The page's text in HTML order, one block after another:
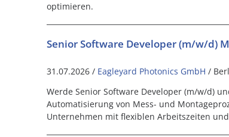
optimieren.
Senior Software Developer (m/w/d)
31.07.2026 / Eagleyard Photonics GmbH /
Werde Senior Software Developer (m/w/d)
Automatisierung von Mess- und
Unternehmen mit flexiblen Arbeitszeiten